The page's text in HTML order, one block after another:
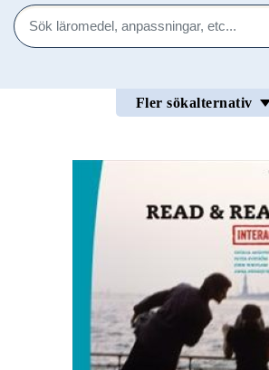
Sök
Fler sökalternativ